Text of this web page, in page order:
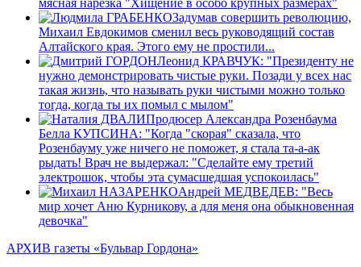
Задумав совершить революцию,
Михаил Евдокимов сменил весь руководящий состав
Алтайского края. Этого ему не простили...
Леонид КРАВЧУК: "Президенту не
нужно демонстрировать чистые руки. Позади у всех нас
такая жизнь, что называть руки чистыми можно только
тогда, когда ты их помыл с мылом"
Продюсер Александра Розенбаума
Белла КУПСИНА: "Когда "скорая" сказала, что
Розенбауму уже ничего не поможет, я стала та-а-ак
рыдать! Врач не выдержал: "Сделайте ему третий
электрошок, чтобы эта сумасшедшая успокоилась"
Андрей МЕДВЕДЕВ: "Весь
мир хочет Аню Курникову, а для меня она обыкновенная
девочка"
АРХИВ газеты «Бульвар Гордона»